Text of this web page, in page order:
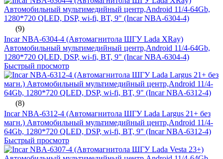
(9)
Incar NBA-6304-4 (Автомагнитола ШГУ Lada XRay)
Автомобильный мультимедийный центр,Android 11/4-64Gb,
1280*720 QLED, DSP, wi-fi, BT, 9" (Incar NBA-6304-4)
Быстрый просмотр
(8)
Incar NBA-6312-4 (Автомагнитола ШГУ Lada Largus 21+ без
магн.) Автомобильный мультимедийный центр,Android 11/4-
64Gb, 1280*720 QLED, DSP, wi-fi, BT, 9" (Incar NBA-6312-4)
Быстрый просмотр